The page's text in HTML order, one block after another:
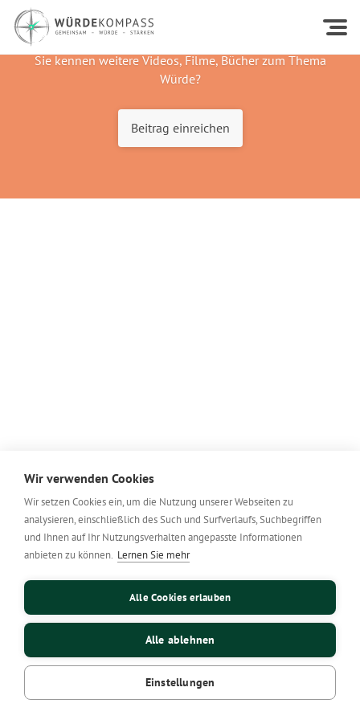
Sie kennen weitere Videos, Filme, Bücher zum Thema
Würde?
Beitrag einreichen
Wir verwenden Cookies
Wir setzen Cookies ein, um die Nutzung unserer Webseiten zu
analysieren, einschließlich des Such und Surfverlaufs, Suchbegriffen
und Ihnen auf Ihr Nutzungsverhalten angepasste Informationen
anbieten zu können. Lernen Sie mehr
Alle Cookies erlauben
Alle ablehnen
Einstellungen